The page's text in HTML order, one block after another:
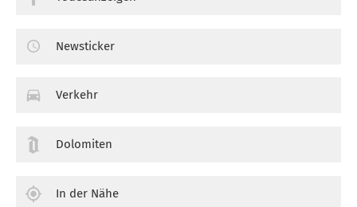
Newsticker
Verkehr
Dolomiten
In der Nähe